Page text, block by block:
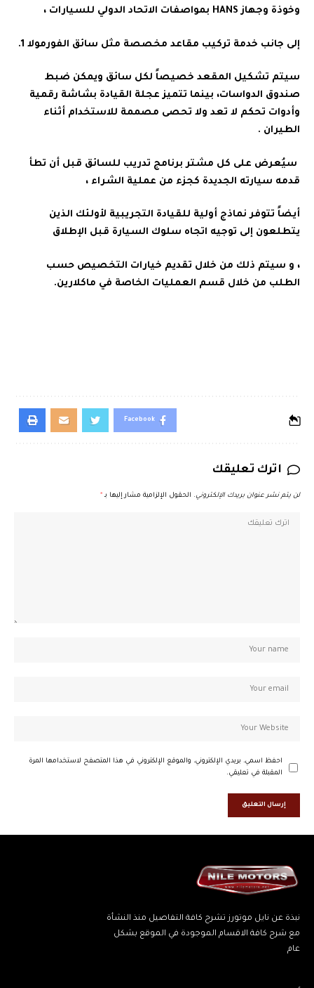
وخوذة وجهاز HANS بمواصفات الاتحاد الدولي للسيارات ،
إلى جانب خدمة تركيب مقاعد مخصصة مثل سائق الفورمولا 1.
سيتم تشكيل المقعد خصيصاً لكل سائق ويمكن ضبط
صندوق الدواسات، بينما تتميز عجلة القيادة بشاشة رقمية
وأدوات تحكم لا تعد ولا تحصى مصممة للاستخدام أثناء
الطيران .
سيُعرض على كل مشتر برنامج تدريب للسائق قبل أن تطأ
قدمه سيارته الجديدة كجزء من عملية الشراء ،
أيضاً تتوفر نماذج أولية للقيادة التجريبية لأولئك الذين
يتطلعون إلى توجيه اتجاه سلوك السيارة قبل الإطلاق
، و سيتم ذلك من خلال تقديم خيارات التخصيص حسب
الطلب من خلال قسم العمليات الخاصة في ماكلارين.
Facebook
اترك تعليقك
لن يتم نشر عنوان بريدك الإلكتروني. الحقول الإلزامية مشار إليها بـ *
احفظ اسمي، بريدي الإلكتروني، والموقع الإلكتروني في هذا المتصفح لاستخدامها المرة
المقبلة في تعليقي.
نبذة عن نايل موتورز تشرح كافة التفاصيل منذ النشأة
مع شرح كافة الاقسام الموجودة في الموقع بشكل
عام